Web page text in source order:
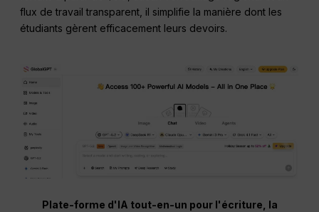
flux de travail transparent, il simplifie la manière dont les
étudiants gèrent efficacement leurs devoirs.
Plate-forme d'IA tout-en-un pour l'écriture, la